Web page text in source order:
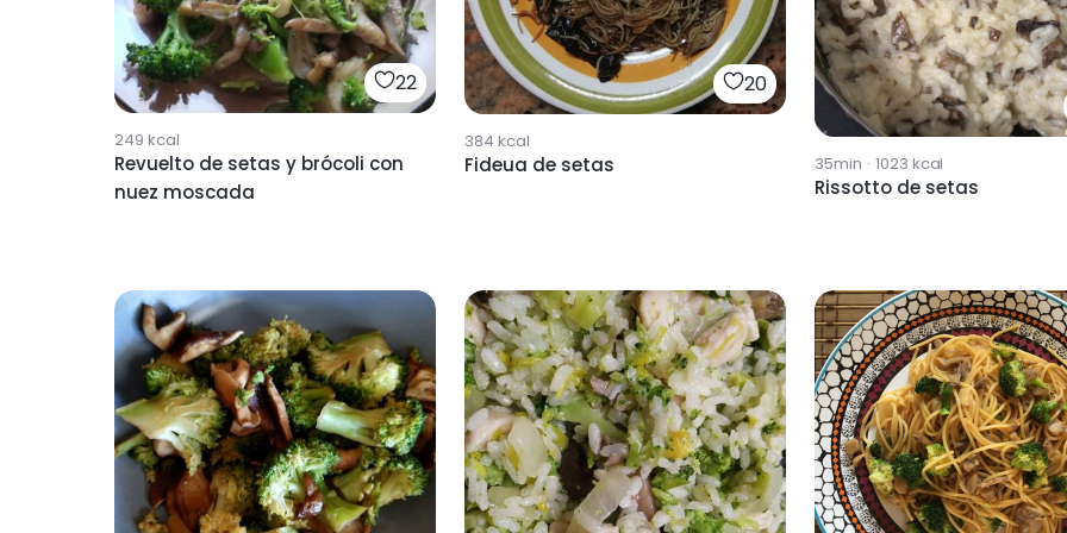
22
249 kcal
Revuelto de setas y brócoli con
nuez moscada
20
384 kcal
Fideua de setas 35min · 1023 kcal
Rissotto de setas